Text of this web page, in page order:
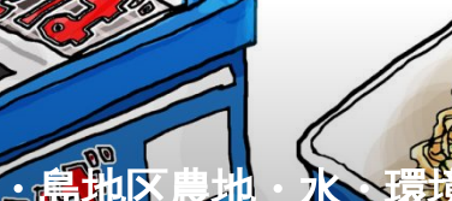
島地区農地・水・環